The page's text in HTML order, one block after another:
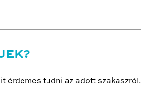
érdemes tudni az adott szakaszról.